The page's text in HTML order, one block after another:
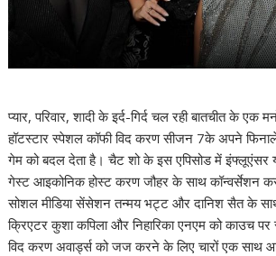
प्यार, परिवार, शादी के इर्द-गिर्द चल रही बातचीत के
हॉटस्टार स्पेशल कॉफी विद करण सीजन 7के अपने
गेम को बदल देता है। चैट शो के इस एपिसोड में इंफ्लूएंसर
गेस्ट आइकोनिक होस्ट करण जौहर के साथ कॉन्वर्सेशन
सोशल मीडिया सेंसेशन तन्मय भट्ट और दानिश सैत के
क्रिएटर कुशा कपिला और निहारिका एनएम को काउच पर
विद करण अवार्ड्स को जज करने के लिए चारों एक